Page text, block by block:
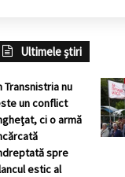
Ultimele știri
Transnistria nu
un conflict
ci o armă
spre
estic al